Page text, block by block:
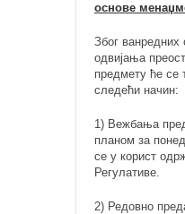
основе
Због ванредних
одвијања
предмету ће се
следећи начин:
1) Вежбања
планом за
се у корист
Регулативе.
2) Редовно